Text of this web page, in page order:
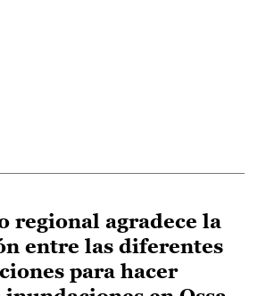
regional agradece la
entre las diferentes
para hacer